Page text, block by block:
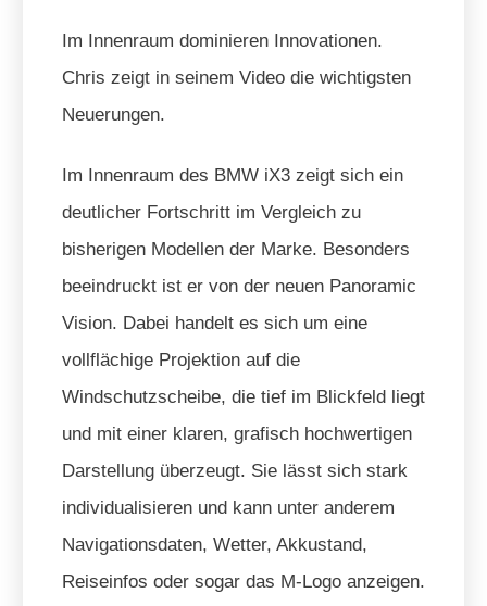
Im Innenraum dominieren Innovationen.
Chris zeigt in seinem Video die wichtigsten
Neuerungen.
Im Innenraum des BMW iX3 zeigt sich ein
deutlicher Fortschritt im Vergleich zu
bisherigen Modellen der Marke. Besonders
beeindruckt ist er von der neuen Panoramic
Vision. Dabei handelt es sich um eine
vollflächige Projektion auf die
Windschutzscheibe, die tief im Blickfeld liegt
und mit einer klaren, grafisch hochwertigen
Darstellung überzeugt. Sie lässt sich stark
individualisieren und kann unter anderem
Navigationsdaten, Wetter, Akkustand,
Reiseinfos oder sogar das M-Logo anzeigen.